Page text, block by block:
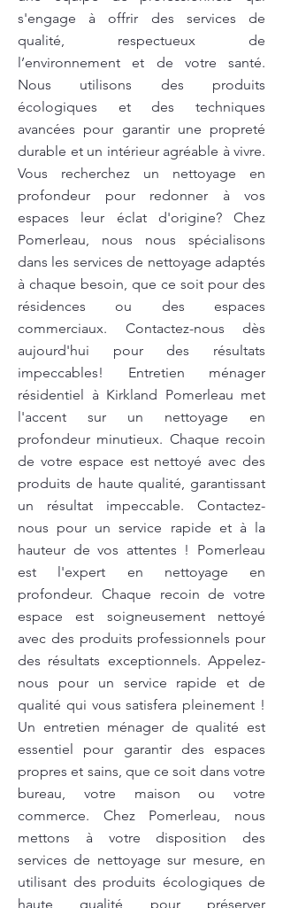
s'engage à offrir des services de
qualité, respectueux de
l’environnement et de votre santé.
Nous utilisons des produits
écologiques et des techniques
avancées pour garantir une propreté
durable et un intérieur agréable à vivre.
Vous recherchez un nettoyage en
profondeur pour redonner à vos
espaces leur éclat d'origine? Chez
Pomerleau, nous nous spécialisons
dans les services de nettoyage adaptés
à chaque besoin, que ce soit pour des
résidences ou des espaces
commerciaux. Contactez-nous dès
aujourd'hui pour des résultats
impeccables! Entretien ménager
résidentiel à Kirkland Pomerleau met
l'accent sur un nettoyage en
profondeur minutieux. Chaque recoin
de votre espace est nettoyé avec des
produits de haute qualité, garantissant
un résultat impeccable. Contactez-
nous pour un service rapide et à la
hauteur de vos attentes ! Pomerleau
est l'expert en nettoyage en
profondeur. Chaque recoin de votre
espace est soigneusement nettoyé
avec des produits professionnels pour
des résultats exceptionnels. Appelez-
nous pour un service rapide et de
qualité qui vous satisfera pleinement !
Un entretien ménager de qualité est
essentiel pour garantir des espaces
propres et sains, que ce soit dans votre
bureau, votre maison ou votre
commerce. Chez Pomerleau, nous
mettons à votre disposition des
services de nettoyage sur mesure, en
utilisant des produits écologiques de
haute qualité pour préserver